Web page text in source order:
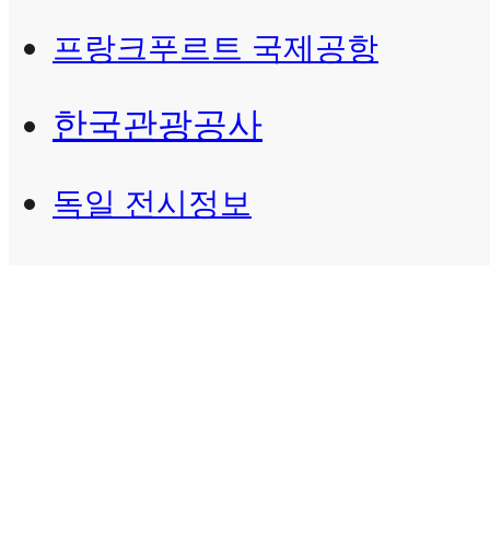
프랑크푸르트 국제공항
한국관광공사
독일 전시정보